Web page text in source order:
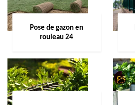
Pose de gazon en
rouleau 24